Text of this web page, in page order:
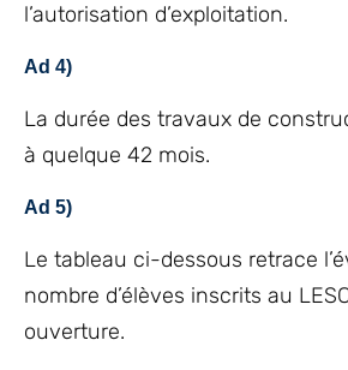
l’autorisation d’exploitation.
Ad 4)
La durée des travaux de
à quelque 42 mois.
Ad 5)
Le tableau ci-dessous retrace
nombre d’élèves inscrits au
ouverture.